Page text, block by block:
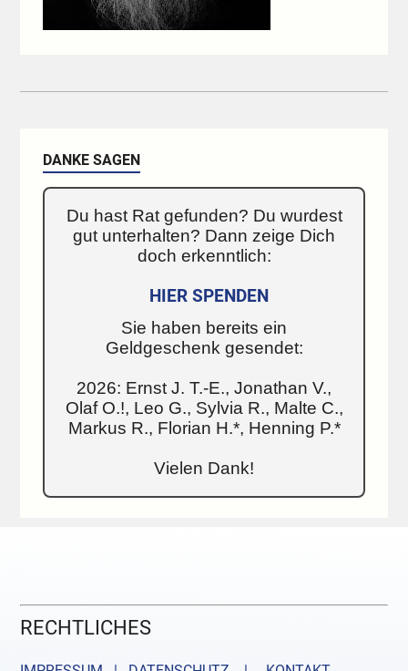
DANKE SAGEN
Du hast Rat gefunden? Du wurdest
gut unterhalten? Dann zeige Dich
doch erkenntlich:
HIER SPENDEN
Sie haben bereits ein
Geldgeschenk gesendet:
2026: Ernst J. T.-E., Jonathan V.,
Olaf O.!, Leo G., Sylvia R., Malte C.,
Markus R., Florian H.*, Henning P.*
Vielen Dank!
RECHTLICHES